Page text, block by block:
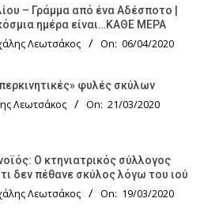
– Γράμμα από ένα Αδέσποτο |
ημέρα είναι…ΚΑΘΕ ΜΕΡΑ
Λεωτσάκος On: 06/04/2020
φυλές σκύλων
Λεωτσάκος On: 21/03/2020
Ο κτηνιατρικός σύλλογος
δεν πέθανε σκύλος λόγω του ιού
Λεωτσάκος On: 19/03/2020